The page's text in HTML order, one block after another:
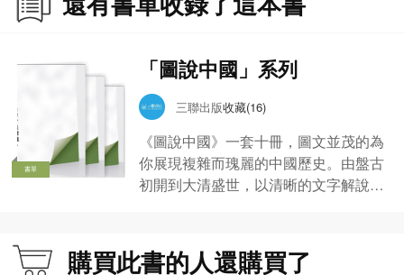
書單
「圖說中國」系列
三聯出版收藏(16)
《圖說中國》一套十冊，圖文並茂的為
你展現複雜而瑰麗的中國歷史。由盤古
初開到大清盛世，以清晰的文字解說，
伸知識」和「歷史詞典」更提供額外資
訊，加深讀者對歷史文化的了解。一冊
購買此書的人還購買了